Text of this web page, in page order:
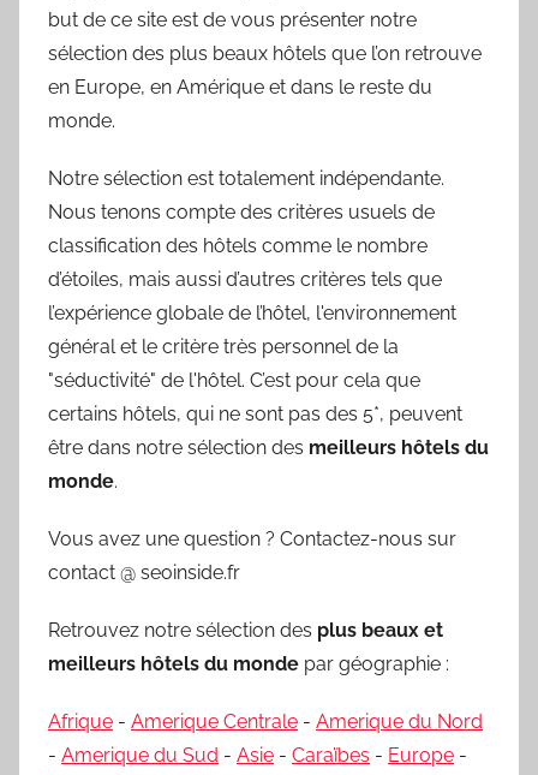
but de ce site est de vous présenter notre
sélection des plus beaux hôtels que l’on retrouve
en Europe, en Amérique et dans le reste du
monde.
Notre sélection est totalement indépendante.
Nous tenons compte des critères usuels de
classification des hôtels comme le nombre
d’étoiles, mais aussi d’autres critères tels que
l’expérience globale de l’hôtel, l'environnement
général et le critère très personnel de la
"séductivité" de l'hôtel. C’est pour cela que
certains hôtels, qui ne sont pas des 5*, peuvent
être dans notre sélection des meilleurs hôtels du
monde.
Vous avez une question ? Contactez-nous sur
contact @ seoinside.fr
Retrouvez notre sélection des plus beaux et
meilleurs hôtels du monde par géographie :
Afrique - Amerique Centrale - Amerique du Nord
- Amerique du Sud - Asie - Caraïbes - Europe -